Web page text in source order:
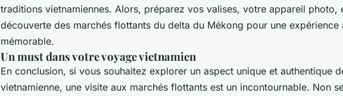
traditions vietnamiennes. Alors, préparez vos valises, votre appareil photo,
découverte des marchés flottants du delta du Mékong pour une expérience
mémorable.
Un must dans votre voyage vietnamien
En conclusion, si vous souhaitez explorer un aspect unique et authentique
vietnamienne, une visite aux marchés flottants est un incontournable. Non